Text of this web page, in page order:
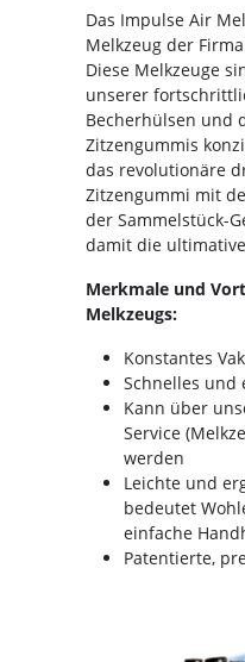
Das Impulse Air
Melkzeug der
Diese Melkzeuge
unserer
Becherhülsen und
Zitzengummis
das revolutionäre
Zitzengummi mit
der Sammelstück-
damit die
Merkmale und
Melkzeugs:
Konstantes
Schnelles und
Kann über
Service
werden
Leichte und
bedeutet
einfache
Patentierte,